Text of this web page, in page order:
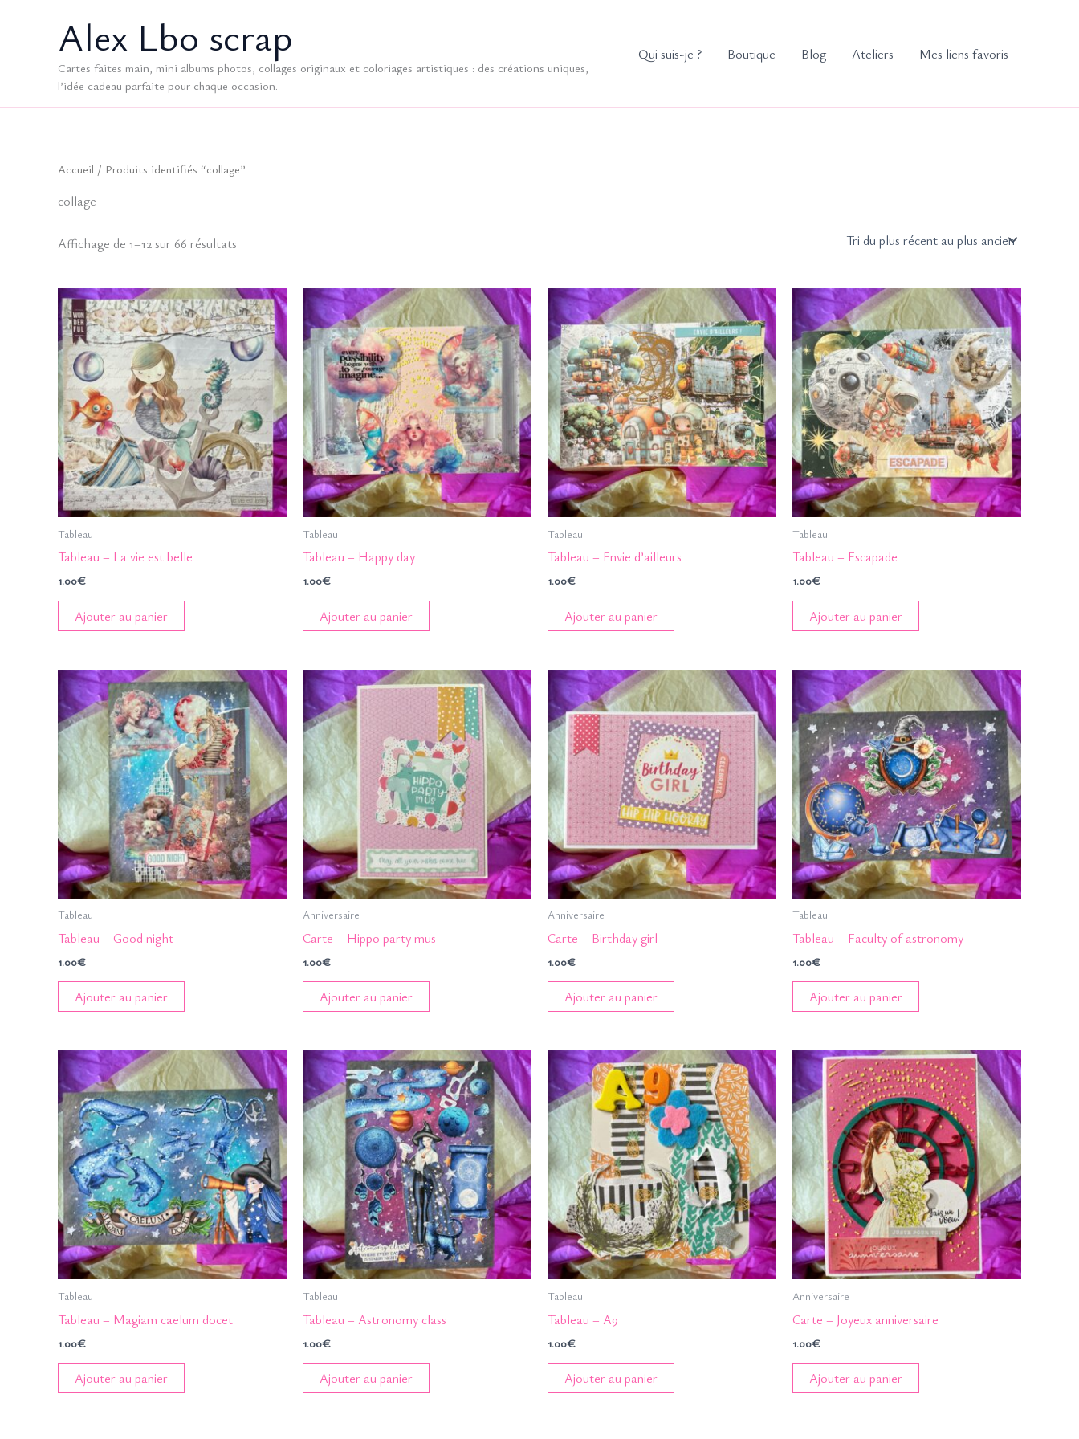
Alex Lbo scrap
Cartes faites main, mini albums photos, collages originaux et coloriages artistiques : des créations uniques,
l’idée cadeau parfaite pour chaque occasion.
Qui suis-je ? Boutique Blog Ateliers Mes liens favoris
Accueil / Produits identifiés “collage”
collage
Affichage de 1–12 sur 66 résultats
au
plus
ancien
Tableau
Tableau – La vie est belle
1.00€
Ajouter au panier
Tableau
Tableau – Happy day
1.00€
Ajouter au panier
Tableau
Tableau – Envie d’ailleurs
1.00€
Ajouter au panier
Tableau
Tableau – Escapade
1.00€
Ajouter au panier
Tableau
Tableau – Good night
1.00€
Ajouter au panier
Anniversaire
Carte – Hippo party mus
1.00€
Ajouter au panier
Anniversaire
Carte – Birthday girl
1.00€
Ajouter au panier
Tableau
Tableau – Faculty of astronomy
1.00€
Ajouter au panier
Tableau
Tableau – Magiam caelum docet
1.00€
Ajouter au panier
Tableau
Tableau – Astronomy class
1.00€
Ajouter au panier
Tableau
Tableau – A9
1.00€
Ajouter au panier
Anniversaire
Carte – Joyeux anniversaire
1.00€
Ajouter au panier